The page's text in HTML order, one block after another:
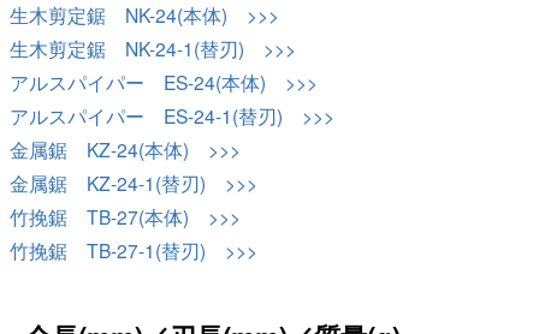
生木剪定鋸 NK-24(本体) >>>
生木剪定鋸 NK-24-1(替刃) >>>
アルスパイパー ES-24(本体) >>>
アルスパイパー ES-24-1(替刃) >>>
金属鋸 KZ-24(本体) >>>
金属鋸 KZ-24-1(替刃) >>>
竹挽鋸 TB-27(本体) >>>
竹挽鋸 TB-27-1(替刃) >>>